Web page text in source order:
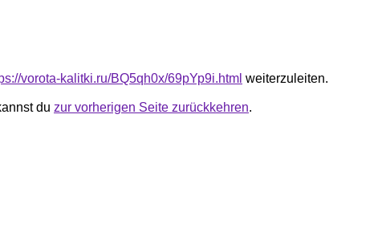
vorota-kalitki.ru/BQ5qh0x/69pYp9i.html weiterzuleiten.
du zur vorherigen Seite zurückkehren.